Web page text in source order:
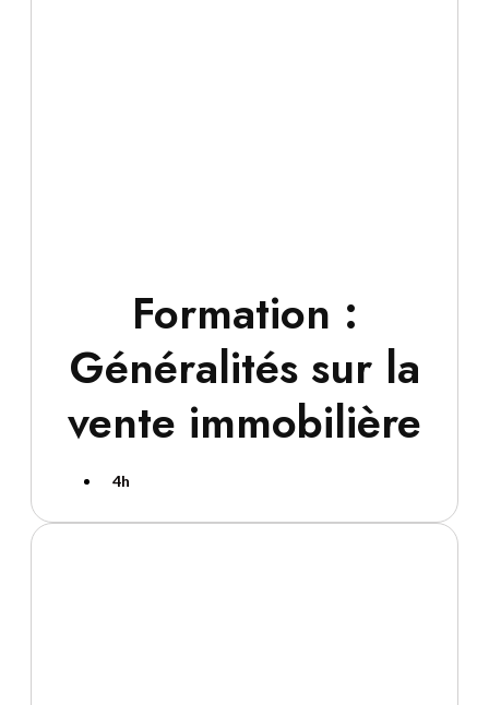
Formation :
Généralités sur la
vente immobilière
4h